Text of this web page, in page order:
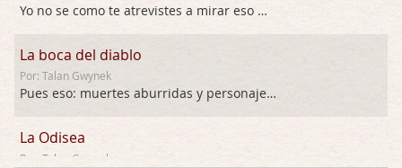
Yo no se como te atrevistes a mirar eso …
La boca del diablo
Por: Talan Gwynek
Pues eso: muertes aburridas y personajes p …
La Odisea
Por: Talan Gwynek